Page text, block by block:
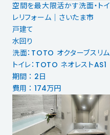
空間を最大限活かす洗面・トイ
レリフォーム｜さいたま市
戸建て
水回り
洗面：TOTO オクターブスリム
トイレ：TOTO ネオレストAS1
期間 ： 2日
費用 ： 174万円